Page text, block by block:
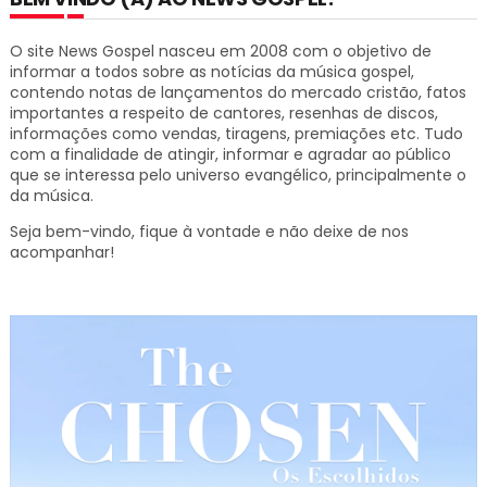
O site News Gospel nasceu em 2008 com o objetivo de
informar a todos sobre as notícias da música gospel,
contendo notas de lançamentos do mercado cristão, fatos
importantes a respeito de cantores, resenhas de discos,
informações como vendas, tiragens, premiações etc. Tudo
com a finalidade de atingir, informar e agradar ao público
que se interessa pelo universo evangélico, principalmente o
da música.
Seja bem-vindo, fique à vontade e não deixe de nos
acompanhar!